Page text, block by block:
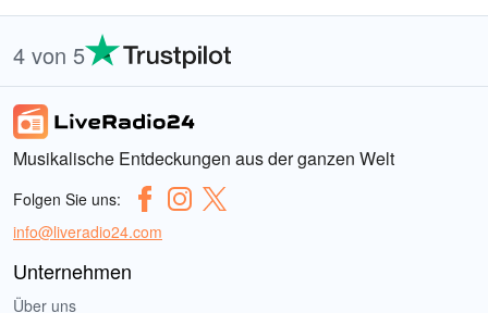
4 von 5
Musikalische Entdeckungen aus der ganzen Welt
Folgen Sie uns:
info@liveradio24.com
Unternehmen
Über uns